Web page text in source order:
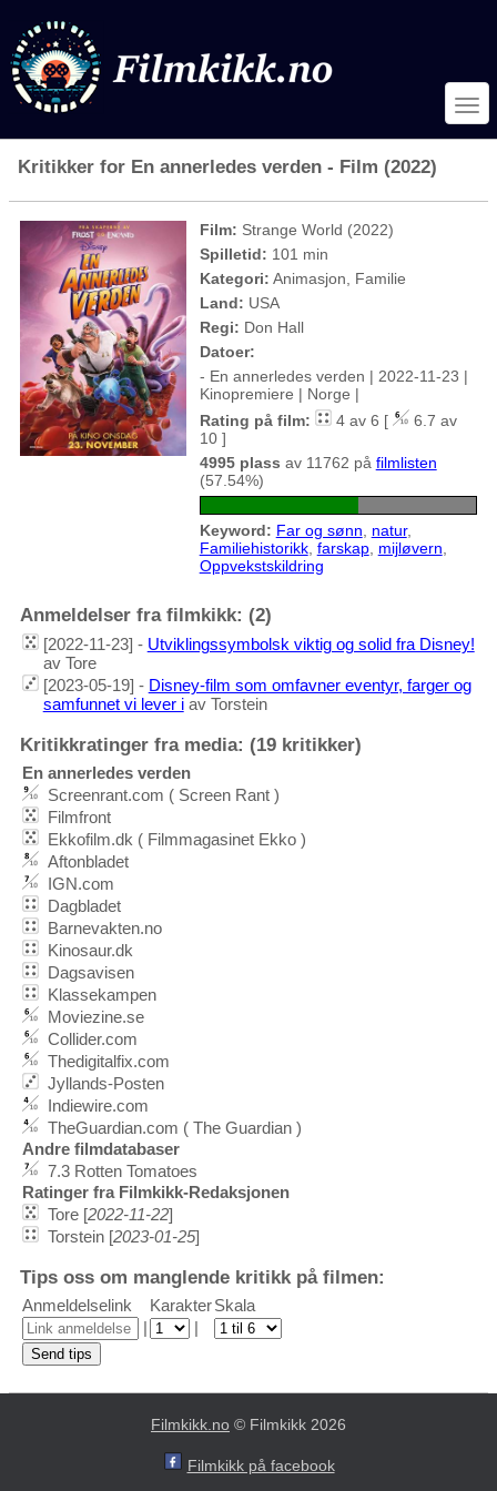
Kritikker for En annerledes verden - Film (2022)
Film: Strange World (2022)
Spilletid: 101 min
Kategori: Animasjon, Familie
Land: USA
Regi: Don Hall
Datoer:
- En annerledes verden | 2022-11-23 |
Kinopremiere | Norge |
Rating på film:
4 av 6 [
6.7 av
10 ]
4995 plass av 11762 på filmlisten
(57.54%)
Keyword: Far og sønn natur,
Familiehistorikk, farskap, mijløvern
Oppvekstskildring
Anmeldelser fra filmkikk: (2)
[2022-11-23] - Utviklingssymbolsk viktig og solid fra Disney!
av Tore
[2023-05-19] - Disney-film som omfavner eventyr, farger og
samfunnet vi lever iav Torstein
Kritikkratinger fra media: (19 kritikker)
En annerledes verden
Screenrant.com ( Screen Rant )
Filmfront
Ekkofilm.dk ( Filmmagasinet Ekko )
Aftonbladet
IGN.com
Dagbladet
Barnevakten.no
Kinosaur.dk
Dagsavisen
Klassekampen
Moviezine.se
Collider.com
Thedigitalfix.com
Jyllands-Posten
Indiewire.com
TheGuardian.com ( The Guardian )
Andre filmdatabaser
7.3 Rotten Tomatoes
Ratinger fra Filmkikk-Redaksjonen
Tore [2022-11-22]
Torstein [2023-01-25]
Tips oss om manglende kritikk på filmen:
Anmeldelselink KarakterSkala
|
|
Filmkikk.no © Filmkikk 2026
Filmkikk på facebook